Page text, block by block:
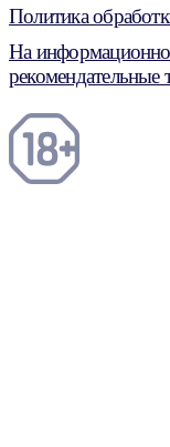
Политика
На
рекомендательные